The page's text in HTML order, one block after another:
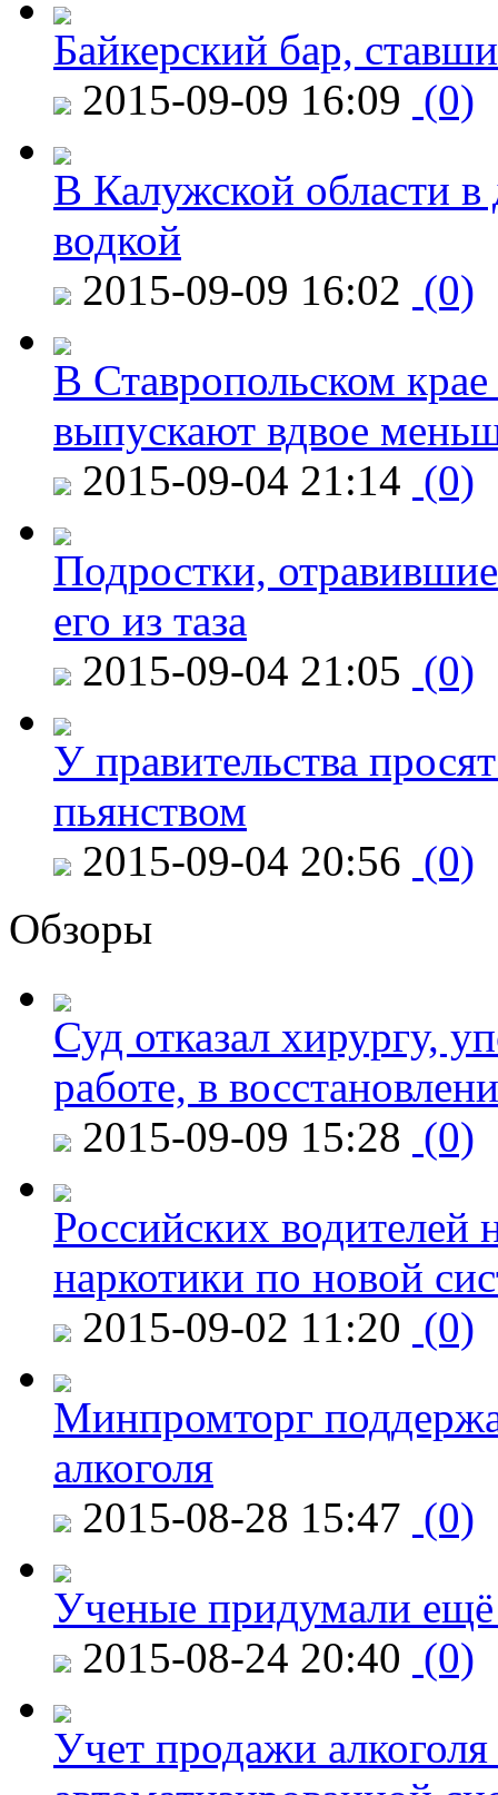
Байкерский бар,
2015-09-09 16:09 (0)
В Калужской области в
водкой
2015-09-09 16:02 (0)
В Ставропольском
выпускают вдвое
2015-09-04 21:14 (0)
Подростки,
его из таза
2015-09-04 21:05 (0)
У правительства
пьянством
2015-09-04 20:56 (0)
Обзоры
Суд отказал хирургу,
работе, в
2015-09-09 15:28 (0)
Российских водителей
наркотики по новой
2015-09-02 11:20 (0)
Минпромторг
алкоголя
2015-08-28 15:47 (0)
Ученые придумали ещё
2015-08-24 20:40 (0)
Учет продажи